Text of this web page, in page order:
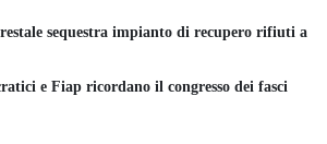
sequestra impianto di recupero rifiuti a
e Fiap ricordano il congresso dei fasci